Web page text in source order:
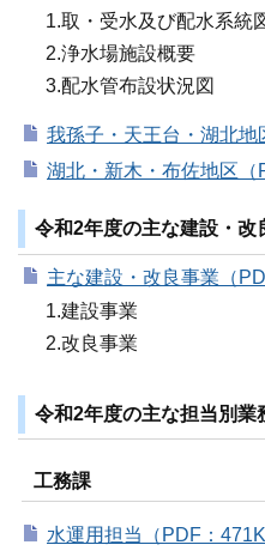
1.取・受水及び配水系統
2.浄水場施設概要
3.配水管布設状況図
我孫子・天王台・湖北地
湖北・新木・布佐地区（
令和2年度の主な建設・改
主な建設・改良事業（
1.建設事業
2.改良事業
令和2年度の主な担当別業
工務課
水運用担当（PDF：